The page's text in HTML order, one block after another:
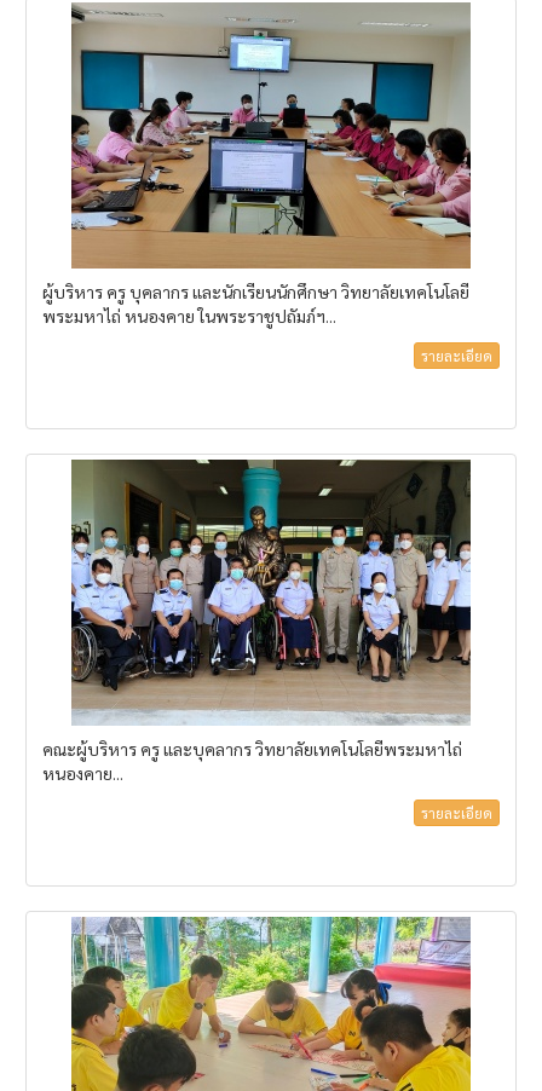
ผู้บริหาร ครู บุคลากร และนักเรียนนักศึกษา วิทยาลัยเทคโนโลยี
พระมหาไถ่ หนองคาย ในพระราชูปถัมภ์ฯ...
รายละเอียด
คณะผู้บริหาร ครู และบุคลากร วิทยาลัยเทคโนโลยีพระมหาไถ่
หนองคาย...
รายละเอียด